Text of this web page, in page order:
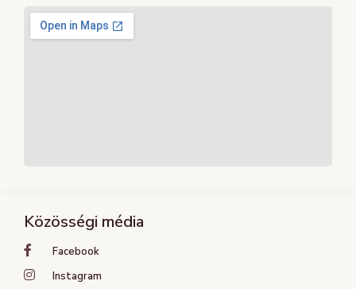
Közösségi média
Facebook
Instagram